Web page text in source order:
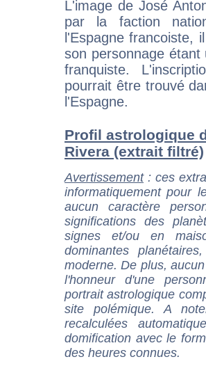
L'image de José
par la faction
l'Espagne francoiste,
son personnage étant
franquiste.
pourrait être trouvé
l'Espagne.
Profil astrologique
Rivera (extrait filtré)
Avertissement: ces
informatiquement pour
aucun caractère
significations des
signes et/ou en
dominantes
moderne. De plus,
l'honneur d'une
portrait astrologique
site polémique. A
recalculées
domification avec le
des heures connues.